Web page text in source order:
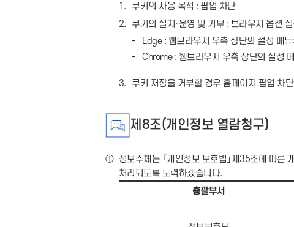
1.
쿠키의 사용 목적 : 팝업 차단
2.
쿠키의 설치·운영 및 거부 : 브라우저 옵션
Edge : 웹브라우저 우측 상단의 설정 메
Chrome : 웹브라우저 우측 상단의 설정
3. 쿠키 저장을 거부할 경우 홈페이지 팝업 차
제8조(개인정보 열람청구)
① 정보주체는 「개인정보 보호법」제35조에 따
처리되도록 노력하겠습니다.
총괄부서